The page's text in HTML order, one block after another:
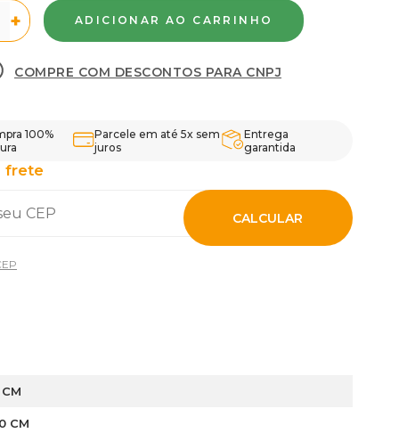
+
COMPRE COM DESCONTOS PARA CNPJ
frete
CALCULAR
100%
Parcele em até 5x sem
juros
Entrega
garantida
CM